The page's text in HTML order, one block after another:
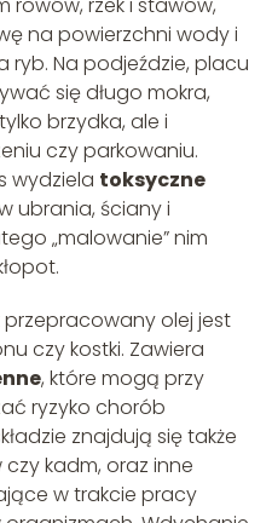
rowów, rzek i stawów,
na powierzchni wody i
Na podjeździe, placu
się długo mokra,
brzydka, ale i
czy parkowaniu.
wydziela toksyczne
ubrania, ściany i
„malowanie” nim
przepracowany olej jest
czy kostki. Zawiera
, które mogą przy
ryzyko chorób
znajdują się także
czy kadm, oraz inne
w trakcie pracy